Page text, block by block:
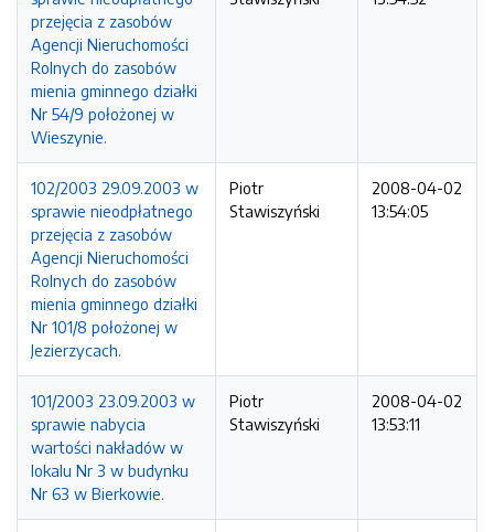
przejęcia z zasobów
Agencji Nieruchomości
Rolnych do zasobów
mienia gminnego działki
Nr 54/9 położonej w
Wieszynie.
102/2003 29.09.2003 w
sprawie nieodpłatnego
przejęcia z zasobów
Agencji Nieruchomości
Rolnych do zasobów
mienia gminnego działki
Nr 101/8 położonej w
Jezierzycach.
Piotr
Stawiszyński
2008-04-02
13:54:05
101/2003 23.09.2003 w
sprawie nabycia
wartości nakładów w
lokalu Nr 3 w budynku
Nr 63 w Bierkowie.
Piotr
Stawiszyński
2008-04-02
13:53:11